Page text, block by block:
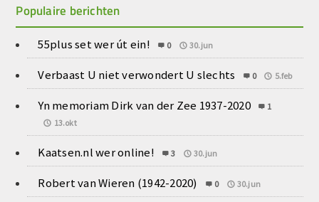
Populaire berichten
55plus set wer út ein! 0 30.jun
Verbaast U niet verwondert U slechts 0 5.feb
Yn memoriam Dirk van der Zee 1937-2020
1
13.okt
Kaatsen.nl wer online! 3 30.jun
Robert van Wieren (1942-2020) 0 30.jun